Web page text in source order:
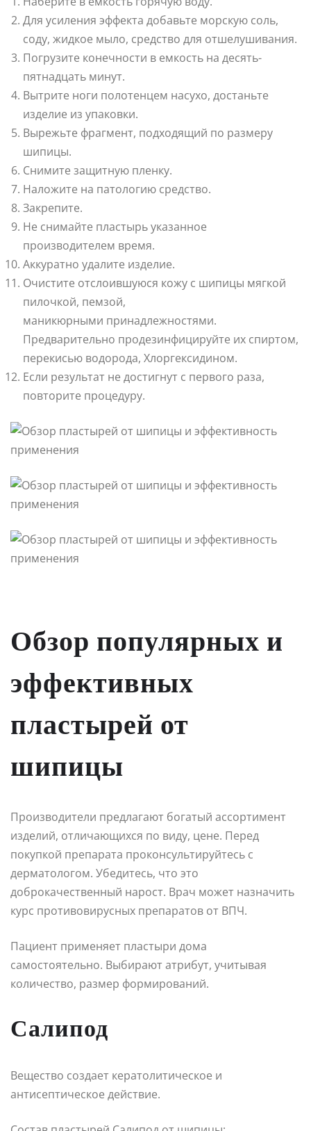
Для усиления эффекта добавьте морскую соль,
соду, жидкое мыло, средство для отшелушивания.
Погрузите конечности в емкость на десять-
пятнадцать минут.
Вытрите ноги полотенцем насухо, достаньте
изделие из упаковки.
Вырежьте фрагмент, подходящий по размеру
шипицы.
Снимите защитную пленку.
Наложите на патологию средство.
Закрепите.
Не снимайте пластырь указанное
производителем время.
Аккуратно удалите изделие.
Очистите отслоившуюся кожу с шипицы мягкой
пилочкой, пемзой,
маникюрными принадлежностями.
Предварительно продезинфицируйте их спиртом,
перекисью водорода, Хлоргексидином.
Если результат не достигнут с первого раза,
повторите процедуру.
Обзор популярных и
эффективных
пластырей от
шипицы
Производители предлагают богатый ассортимент
изделий, отличающихся по виду, цене. Перед
покупкой препарата проконсультируйтесь с
дерматологом. Убедитесь, что это
доброкачественный нарост. Врач может назначить
курс противовирусных препаратов от ВПЧ.
Пациент применяет пластыри дома
самостоятельно. Выбирают атрибут, учитывая
количество, размер формирований.
Салипод
Вещество создает кератолитическое и
антисептическое действие.